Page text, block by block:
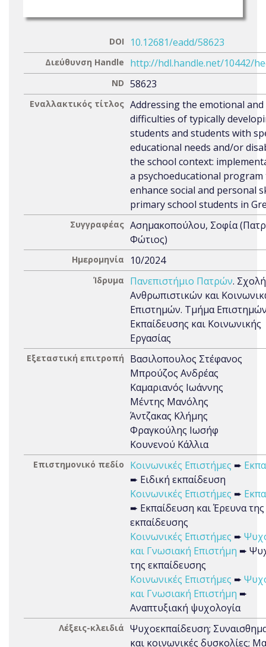
DOI 10.12681/eadd/58623
Διεύθυνση Handle http://hdl.handle.net/10442/
ND 58623
Εναλλακτικός τίτλος Addressing the emotional and
difficulties of typically
students and students with
educational needs and/or
the school context:
a psychoeducational program
enhance social and personal
primary school students in
Συγγραφέας Ασημακοπούλου, Σοφία
Φώτιος)
Ημερομηνία 10/2024
Ίδρυμα Πανεπιστήμιο Πατρών. Σχολή
Ανθρωπιστικών και
Επιστημών. Τμήμα
Εκπαίδευσης και Κοινωνικής
Εργασίας
Εξεταστική επιτροπή
Βασιλοπουλος Στέφανος
Μπρούζος Ανδρέας
Καμαριανός Ιωάννης
Μέντης Μανόλης
Άντζακας Κλήμης
Φραγκούλης Ιωσήφ
Κουνενού Κάλλια
Επιστημονικό πεδίο Κοινωνικές Επιστήμες ➨
➨ Ειδική εκπαίδευση
Κοινωνικές Επιστήμες ➨
➨ Εκπαίδευση και Έρευνα της
εκπαίδευσης
Κοινωνικές Επιστήμες ➨
και Γνωσιακή Επιστήμη ➨
της εκπαίδευσης
Κοινωνικές Επιστήμες ➨
και Γνωσιακή Επιστήμη ➨
Αναπτυξιακή ψυχολογία
Λέξεις-κλειδιά Ψυχοεκπαίδευση;
και κοινωνικές δυσκολίες;